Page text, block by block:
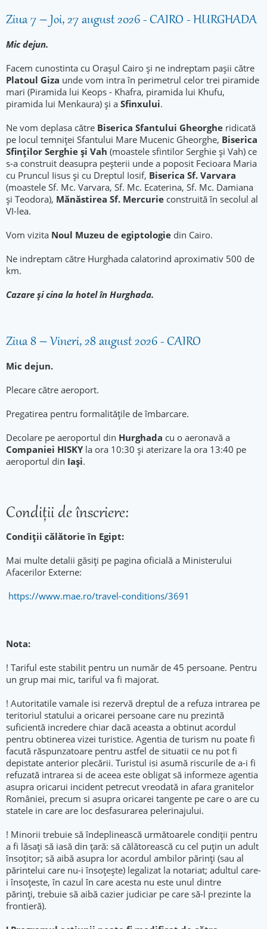
Ziua 7 – Joi, 27 august 2026 - CAIRO - HURGHADA
Mic dejun.
Facem cunostinta cu Orașul Cairo și ne indreptam pașii către
Platoul Giza unde vom intra în perimetrul celor trei piramide
mari (Piramida lui Keops - Khafra, piramida lui Khufu,
piramida lui Menkaura) și a Sfinxului.
Ne vom deplasa către Biserica Sfantului Gheorghe ridicată
pe locul temniței Sfantului Mare Mucenic Gheorghe, Biserica
Sfinților Serghie și Vah (moastele sfintilor Serghie și Vah) ce
s-a construit deasupra peșterii unde a poposit Fecioara Maria
cu Pruncul Iisus și cu Dreptul Iosif, Biserica Sf. Varvara
(moastele Sf. Mc. Varvara, Sf. Mc. Ecaterina, Sf. Mc. Damiana
și Teodora), Mănăstirea Sf. Mercurie construită în secolul al
VI-lea.
Vom vizita Noul Muzeu de egiptologie din Cairo.
Ne indreptam către Hurghada calatorind aproximativ 500 de
km.
Cazare și cina la hotel în Hurghada.
Ziua 8 – Vineri, 28 august 2026 - CAIRO
Mic dejun.
Plecare către aeroport.
Pregatirea pentru formalitățile de îmbarcare.
Decolare pe aeroportul din Hurghada cu o aeronavă a
Companiei HISKYla ora 10:30 și aterizare la ora 13:40 pe
aeroportul din Iași.
Condiţii de înscriere:
Condiții călătorie în Egipt:
Mai multe detalii găsiți pe pagina oficială a Ministerului
Afacerilor Externe:
https://www.mae.ro/travel-conditions/3691
Nota:
! Tariful este stabilit pentru un număr de 45 persoane. Pentru
un grup mai mic, tariful va fi majorat.
! Autoritatile vamale isi rezervă dreptul de a refuza intrarea pe
teritoriul statului a oricarei persoane care nu prezintă
suficientă incredere chiar dacă aceasta a obtinut acordul
pentru obtinerea vizei turistice. Agentia de turism nu poate fi
facută răspunzatoare pentru astfel de situatii ce nu pot fi
depistate anterior plecării. Turistul isi asumă riscurile de a-i fi
refuzată intrarea si de aceea este obligat să informeze agentia
asupra oricarui incident petrecut vreodată in afara granitelor
României, precum si asupra oricarei tangente pe care o are cu
statele in care are loc desfasurarea pelerinajului.
! Minorii trebuie să îndeplinească următoarele condiţii pentru
a fi lăsaţi să iasă din ţară: să călătorească cu cel puţin un adult
însoţitor; să aibă asupra lor acordul ambilor părinţi (sau al
părintelui care nu-i însoţeşte) legalizat la notariat; adultul care-
i însoţeste, în cazul în care acesta nu este unul dintre
părinţi, trebuie să aibă cazier judiciar pe care să-l prezinte la
frontieră).